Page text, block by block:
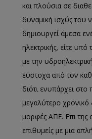
και πλούσια σε
δυναμική ισχύς του
δημιουργεί άμεσα
ηλεκτρικής, είτε
με την
εύστοχα από τον
διότι ενυπάρχει
μεγαλύτερο χρονικό
μορφές ΑΠΕ. Επι της
επιθυμείς με μια